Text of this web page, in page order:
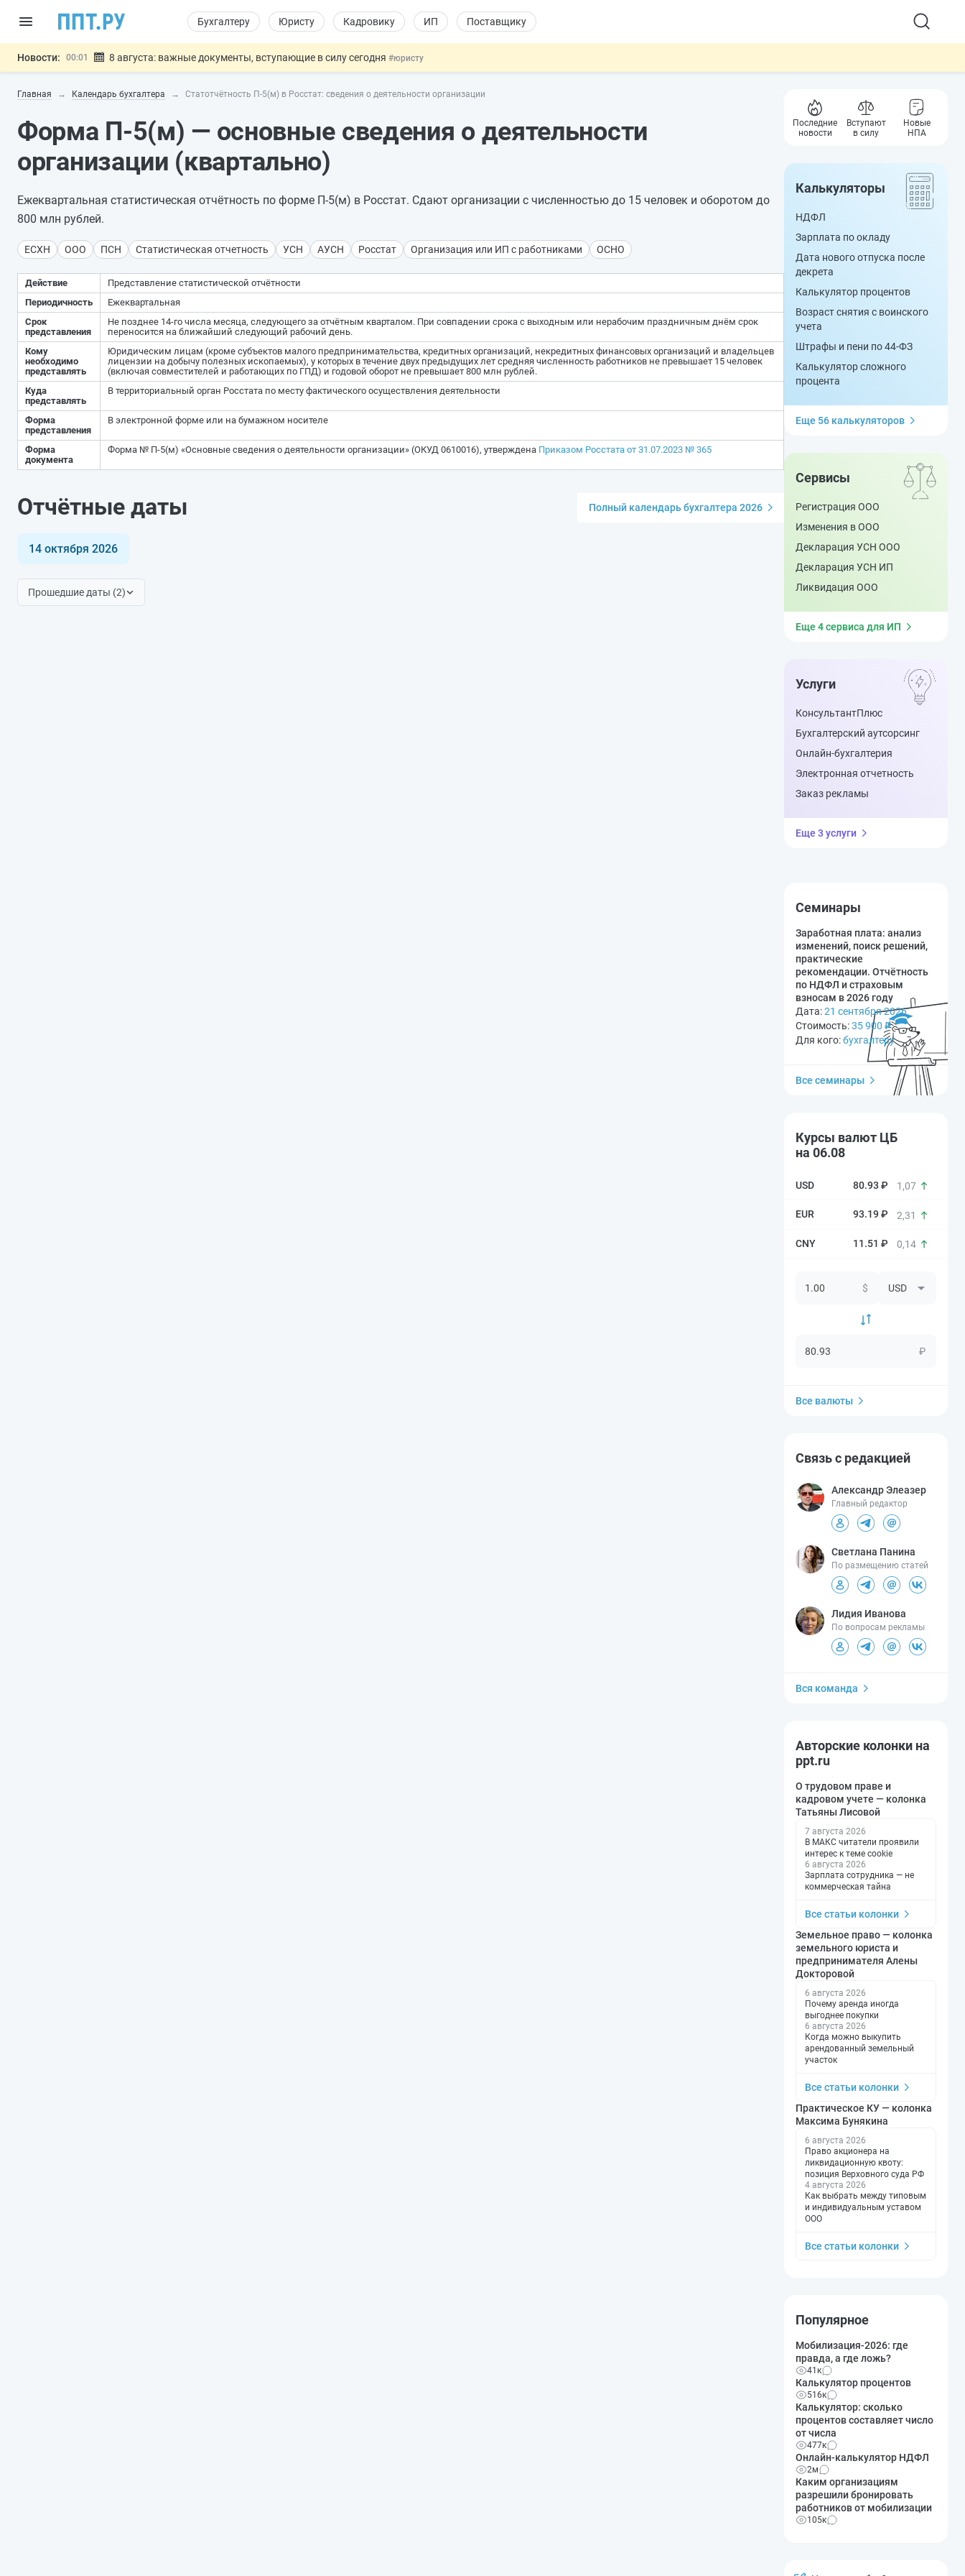
Бухгалтеру Юристу Кадровику ИП Поставщику
Новости: 00:01 8 августа: важные документы, вступающие в силу сегодня #юристу
07.08 Дистанционную работу беременных пропишут в ТК РФ#кадровику
Госпошлину за устранение ошибок в документах предлагают отменить
07.08
Важно Разработают единые критерии трудовых и ГПХ-отношений #кадровику
Главная Календарь бухгалтера Статотчётность П-5(м) в Росстат: сведения о деятельности организации
Форма П-5(м) — основные сведения о деятельности
организации (квартально)
Ежеквартальная статистическая отчётность по форме П-5(м) в Росстат. Сдают организации с численностью до 15 человек и оборотом до
800 млн рублей.
ЕСХН ООО ПСН Статистическая отчетность УСН АУСН Росстат Организация или ИП с работниками ОСНО
Действие
Представление статистической отчётности
Периодичность
Ежеквартальная
Срок
представления
Не позднее 14-го числа месяца, следующего за отчётным кварталом. При совпадении срока с выходным или нерабочим праздничным днём срок
переносится на ближайший следующий рабочий день.
Кому
необходимо
представлять
Юридическим лицам (кроме субъектов малого предпринимательства, кредитных организаций, некредитных финансовых организаций и владельцев
лицензии на добычу полезных ископаемых), у которых в течение двух предыдущих лет средняя численность работников не превышает 15 человек
(включая совместителей и работающих по ГПД) и годовой оборот не превышает 800 млн рублей.
Куда
представлять
В территориальный орган Росстата по месту фактического осуществления деятельности
Форма
представления
В электронной форме или на бумажном носителе
Форма
документа
Форма № П-5(м) «Основные сведения о деятельности организации» (ОКУД 0610016), утверждена Приказом Росстата от 31.07.2023 № 365
Отчётные даты Полный календарь бухгалтера 2026
14 октября 2026
Прошедшие даты (2)
Последние
новости
Вступают
в силу
Новые
НПА
Калькуляторы
НДФЛ
Зарплата по окладу
Дата нового отпуска после
декрета
Калькулятор процентов
Возраст снятия с воинского
учета
Штрафы и пени по 44-ФЗ
Калькулятор сложного
процента
Еще 56 калькуляторов
Сервисы
Регистрация ООО
Изменения в ООО
Декларация УСН ООО
Декларация УСН ИП
Ликвидация ООО
Еще 4 сервиса для ИП
Услуги
КонсультантПлюс
Бухгалтерский аутсорсинг
Онлайн-бухгалтерия
Электронная отчетность
Заказ рекламы
Еще 3 услуги
Семинары
Заработная плата: анализ
изменений, поиск решений,
практические
рекомендации. Отчётность
по НДФЛ и страховым
взносам в 2026 году
Дата:21 сентября 2026
Стоимость:35 900 ₽
Для кого:бухгалтеру
Все семинары
Курсы валют ЦБ
на 06.08
80.93 ₽ 1,07
93.19 ₽ 2,31
11.51 ₽ 0,14
$
₽
Все валюты
Связь с редакцией
Александр Элеазер
Главный редактор
Светлана Панина
По размещению статей
Лидия Иванова
По вопросам рекламы
Вся команда
Авторские колонки на
ppt.ru
О трудовом праве и
кадровом учете — колонка
Татьяны Лисовой
7 августа 2026
В МАКС читатели проявили
интерес к теме cookie
6 августа 2026
Зарплата сотрудника — не
коммерческая тайна
Все статьи колонки
Земельное право — колонка
земельного юриста и
предпринимателя Алены
Докторовой
6 августа 2026
Почему аренда иногда
выгоднее покупки
6 августа 2026
Когда можно выкупить
арендованный земельный
участок
Все статьи колонки
Практическое КУ — колонка
Максима Бунякина
6 августа 2026
Право акционера на
ликвидационную квоту:
позиция Верховного суда РФ
4 августа 2026
Как выбрать между типовым
и индивидуальным уставом
ООО
Все статьи колонки
Популярное
Мобилизация-2026: где
правда, а где ложь?
41к
Калькулятор процентов
516к
Калькулятор: сколько
процентов составляет число
от числа
477к
Онлайн-калькулятор НДФЛ
2м
Каким организациям
разрешили бронировать
работников от мобилизации
105к